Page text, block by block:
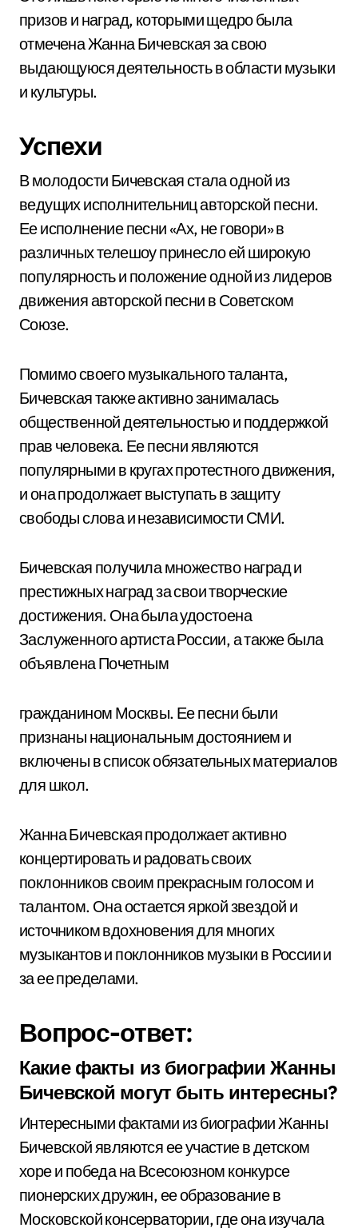
призов и наград, которыми щедро была
отмечена Жанна Бичевская за свою
выдающуюся деятельность в области музыки
и культуры.
Успехи
В молодости Бичевская стала одной из
ведущих исполнительниц авторской песни.
Ее исполнение песни «Ах, не говори» в
различных телешоу принесло ей широкую
популярность и положение одной из лидеров
движения авторской песни в Советском
Союзе.
Помимо своего музыкального таланта,
Бичевская также активно занималась
общественной деятельностью и поддержкой
прав человека. Ее песни являются
популярными в кругах протестного движения,
и она продолжает выступать в защиту
свободы слова и независимости СМИ.
Бичевская получила множество наград и
престижных наград за свои творческие
достижения. Она была удостоена
Заслуженного артиста России, а также была
объявлена Почетным
гражданином Москвы. Ее песни были
признаны национальным достоянием и
включены в список обязательных материалов
для школ.
Жанна Бичевская продолжает активно
концертировать и радовать своих
поклонников своим прекрасным голосом и
талантом. Она остается яркой звездой и
источником вдохновения для многих
музыкантов и поклонников музыки в России и
за ее пределами.
Вопрос-ответ:
Какие факты из биографии Жанны
Бичевской могут быть интересны?
Интересными фактами из биографии Жанны
Бичевской являются ее участие в детском
хоре и победа на Всесоюзном конкурсе
пионерских дружин, ее образование в
Московской консерватории, где она изучала